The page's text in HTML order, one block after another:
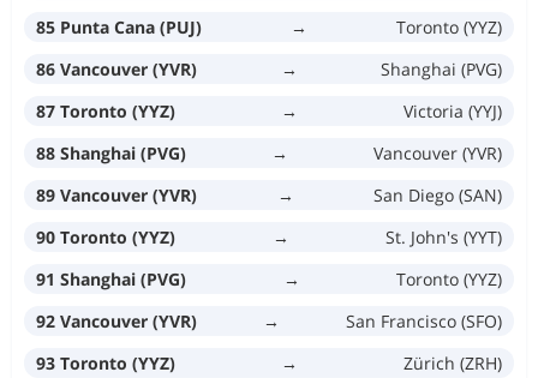
85 Punta Cana (PUJ)
→
Toronto (YYZ)
86 Vancouver (YVR)
→
Shanghai (PVG)
87 Toronto (YYZ)
→
Victoria (YYJ)
88 Shanghai (PVG)
→
Vancouver (YVR)
89 Vancouver (YVR)
→
San Diego (SAN)
90 Toronto (YYZ)
→
St. John's (YYT)
91 Shanghai (PVG)
→
Toronto (YYZ)
92 Vancouver (YVR)
→
San Francisco (SFO)
93 Toronto (YYZ)
→
Zürich (ZRH)